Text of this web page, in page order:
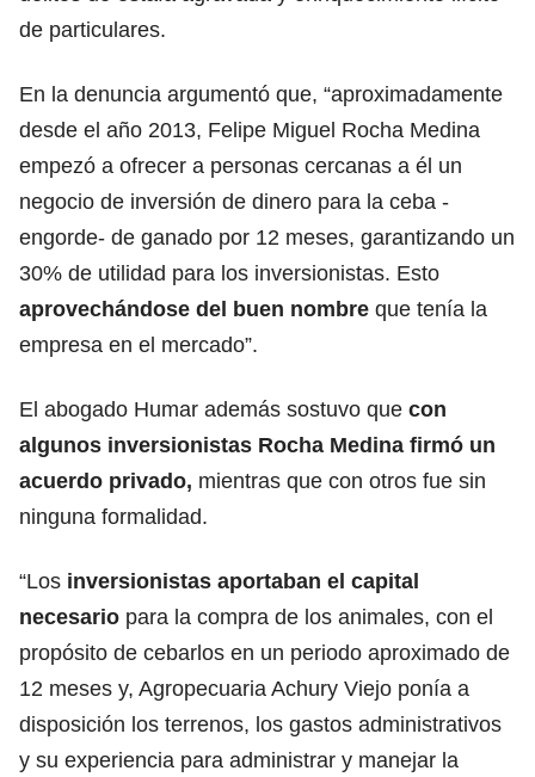
de particulares.
En la denuncia argumentó que, “aproximadamente
desde el año 2013, Felipe Miguel Rocha Medina
empezó a ofrecer a personas cercanas a él un
negocio de inversión de dinero para la ceba -
engorde- de ganado por 12 meses, garantizando un
30% de utilidad para los inversionistas. Esto
aprovechándose del buen nombre que tenía la
empresa en el mercado”.
El abogado Humar además sostuvo que con
algunos inversionistas Rocha Medina firmó un
acuerdo privado, mientras que con otros fue sin
ninguna formalidad.
“Los inversionistas aportaban el capital
necesario para la compra de los animales, con el
propósito de cebarlos en un periodo aproximado de
12 meses y, Agropecuaria Achury Viejo ponía a
disposición los terrenos, los gastos administrativos
y su experiencia para administrar y manejar la